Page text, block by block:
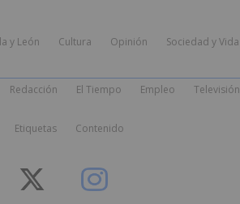
y León Cultura Opinión Sociedad y Vida
Redacción El Tiempo Empleo Televisión
Etiquetas Contenido